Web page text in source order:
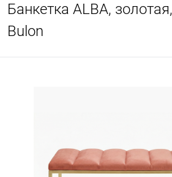
Банкетка ALBA,
Bulon